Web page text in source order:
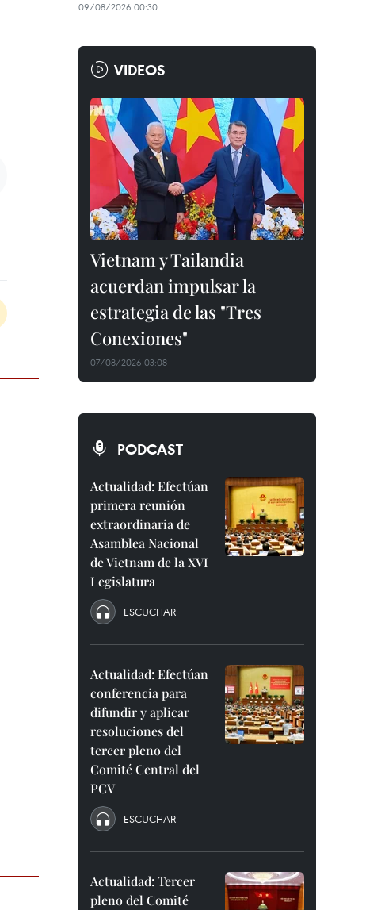
09/08/2026 00:30
VIDEOS
Vietnam y Tailandia
acuerdan impulsar la
estrategia de las "Tres
Conexiones"
07/08/2026 03:08
PODCAST
Actualidad: Efectúan
primera reunión
extraordinaria de
Asamblea Nacional
de Vietnam de la XVI
Legislatura
ESCUCHAR
Actualidad: Efectúan
conferencia para
difundir y aplicar
resoluciones del
tercer pleno del
Comité Central del
PCV
ESCUCHAR
Actualidad: Tercer
pleno del Comité